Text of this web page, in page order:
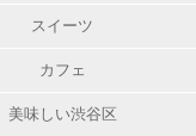
スイーツ
カフェ
美味しい渋谷区